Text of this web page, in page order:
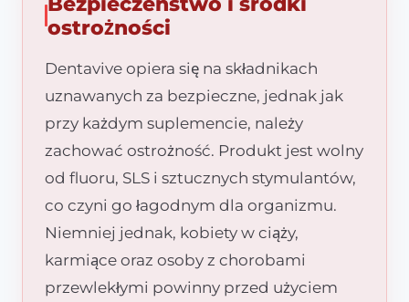
ostrożności
Dentavive opiera się na składnikach
uznawanych za bezpieczne, jednak jak
przy każdym suplemencie, należy
zachować ostrożność. Produkt jest wolny
od fluoru, SLS i sztucznych stymulantów,
co czyni go łagodnym dla organizmu.
Niemniej jednak, kobiety w ciąży,
karmiące oraz osoby z chorobami
przewlekłymi powinny przed użyciem